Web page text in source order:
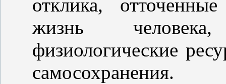
отклика,
жизнь
физиологические
самосохранения.